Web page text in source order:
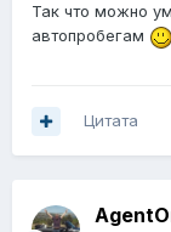
Так что можно
автопробегам
Цитата